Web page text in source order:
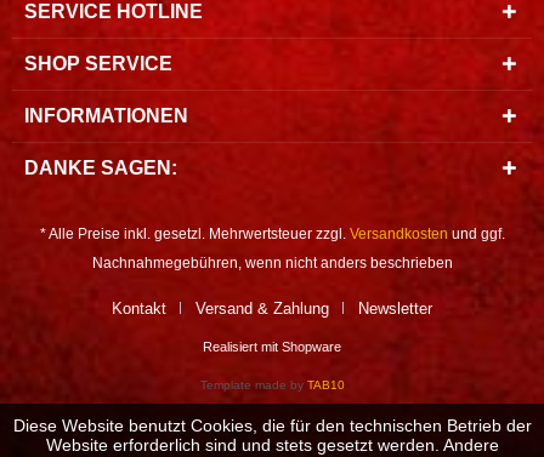
SERVICE HOTLINE
SHOP SERVICE
INFORMATIONEN
DANKE SAGEN:
* Alle Preise inkl. gesetzl. Mehrwertsteuer zzgl. Versandkosten und ggf.
Nachnahmegebühren, wenn nicht anders beschrieben
Kontakt Versand & Zahlung Newsletter
Realisiert mit Shopware
Template made by TAB10
Diese Website benutzt Cookies, die für den technischen Betrieb der
Website erforderlich sind und stets gesetzt werden. Andere